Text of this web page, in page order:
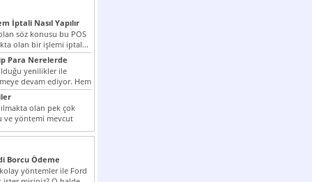
İptali Nasıl Yapılır
söz konusu bu POS
olan bir işlemi iptal...
Para Nerelerde
yenilikler ile
devam ediyor. Hem
arttırmak hem...
olan pek çok
ve yöntemi mevcut
bunlar...
Borcu Ödeme
yöntemler ile Ford